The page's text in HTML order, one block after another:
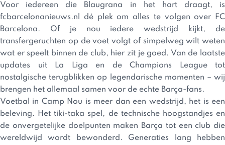
Voor iedereen die Blaugrana in het hart draagt, is
fcbarcelonanieuws.nl dé plek om alles te volgen over FC
Barcelona. Of je nou iedere wedstrijd kijkt, de
transfergeruchten op de voet volgt of simpelweg wilt weten
wat er speelt binnen de club, hier zit je goed. Van de laatste
updates uit La Liga en de Champions League tot
nostalgische terugblikken op legendarische momenten – wij
brengen het allemaal samen voor de echte Barça-fans.
Voetbal in Camp Nou is meer dan een wedstrijd, het is een
beleving. Het tiki-taka spel, de technische hoogstandjes en
de onvergetelijke doelpunten maken Barça tot een club die
wereldwijd wordt bewonderd. Generaties lang hebben